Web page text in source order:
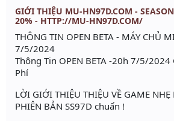
GIỚI THIỆU MU-HN97D.COM -
20% - HTTP://MU-HN97D.COM/
THÔNG TIN OPEN BETA - MÁY CHỦ
7/5/2024
Thông Tin OPEN BETA -20h 7/5/
Phí
LỜI GIỚI THIỆU THIỆU VỀ GAME
PHIÊN BẢN SS97D chuẩn !